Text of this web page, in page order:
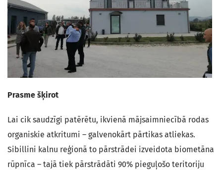
Prasme šķirot
Lai cik saudzīgi patērētu, ikvienā mājsaimniecībā rodas
organiskie atkritumi – galvenokārt pārtikas atliekas.
Sibillini kalnu reģionā to pārstrādei izveidota biometāna
rūpnīca – tajā tiek pārstrādāti 90% pieguļošo teritoriju